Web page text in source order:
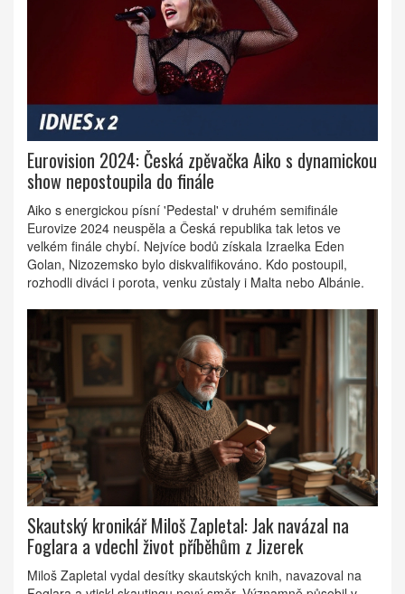
Eurovision 2024: Česká zpěvačka Aiko s dynamickou
show nepostoupila do finále
Aiko s energickou písní 'Pedestal' v druhém semifinále
Eurovize 2024 neuspěla a Česká republika tak letos ve
velkém finále chybí. Nejvíce bodů získala Izraelka Eden
Golan, Nizozemsko bylo diskvalifikováno. Kdo postoupil,
rozhodli diváci i porota, venku zůstaly i Malta nebo Albánie.
Skautský kronikář Miloš Zapletal: Jak navázal na
Foglara a vdechl život příběhům z Jizerek
Miloš Zapletal vydal desítky skautských knih, navazoval na